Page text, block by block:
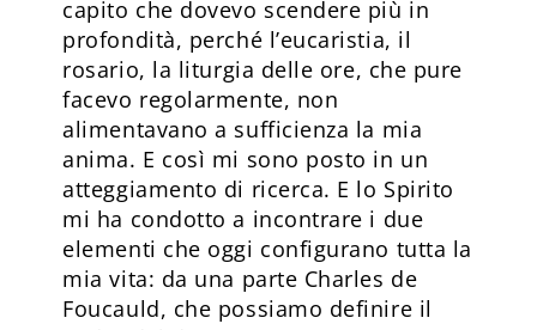
capito che dovevo scendere più in
profondità, perché l’eucaristia, il
rosario, la liturgia delle ore, che pure
facevo regolarmente, non
alimentavano a sufficienza la mia
anima. E così mi sono posto in un
atteggiamento di ricerca. E lo Spirito
mi ha condotto a incontrare i due
elementi che oggi configurano tutta la
mia vita: da una parte Charles de
Foucauld, che possiamo definire il